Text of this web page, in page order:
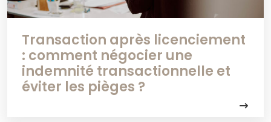
Transaction après licenciement
: comment négocier une
indemnité transactionnelle et
éviter les pièges ?